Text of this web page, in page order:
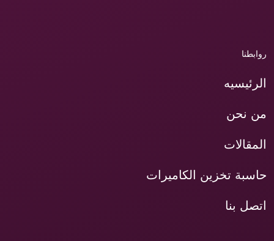
روابطنا
الرئيسيه
من نحن
المقالات
حاسبة تخزين الكاميرات
اتصل بنا